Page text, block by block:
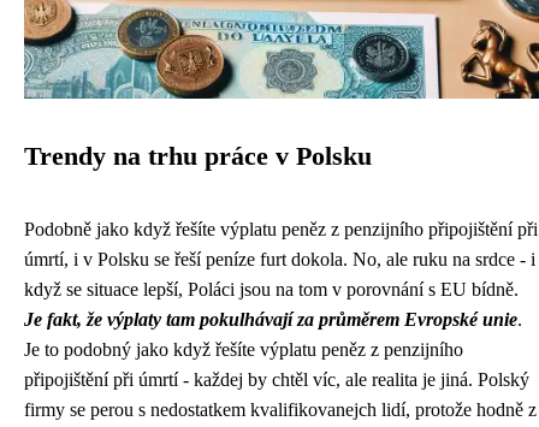
Trendy na trhu práce v Polsku
Podobně jako když řešíte výplatu peněz z penzijního připojištění při
úmrtí, i v Polsku se řeší peníze furt dokola. No, ale ruku na srdce - i
když se situace lepší, Poláci jsou na tom v porovnání s EU bídně.
Je fakt, že výplaty tam pokulhávají za průměrem Evropské unie.
Je to podobný jako když řešíte výplatu peněz z penzijního
připojištění při úmrtí- každej by chtěl víc, ale realita je jiná. Polský
firmy se perou s nedostatkem kvalifikovanejch lidí, protože hodně z